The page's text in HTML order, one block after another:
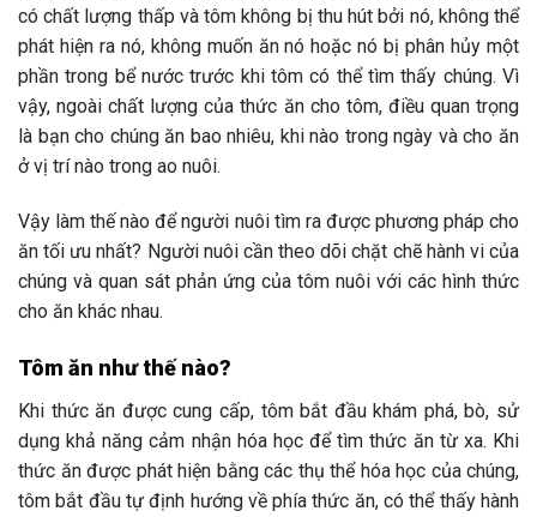
có chất lượng thấp và tôm không bị thu hút bởi nó, không thể
phát hiện ra nó, không muốn ăn nó hoặc nó bị phân hủy một
phần trong bể nước trước khi tôm có thể tìm thấy chúng. Vì
vậy, ngoài chất lượng của thức ăn cho tôm, điều quan trọng
là bạn cho chúng ăn bao nhiêu, khi nào trong ngày và cho ăn
ở vị trí nào trong ao nuôi.
Vậy làm thế nào để người nuôi tìm ra được phương pháp cho
ăn tối ưu nhất? Người nuôi cần theo dõi chặt chẽ hành vi của
chúng và quan sát phản ứng của tôm nuôi với các hình thức
cho ăn khác nhau.
Tôm ăn như thế nào?
Khi thức ăn được cung cấp, tôm bắt đầu khám phá, bò, sử
dụng khả năng cảm nhận hóa học để tìm thức ăn từ xa. Khi
thức ăn được phát hiện bằng các thụ thể hóa học của chúng,
tôm bắt đầu tự định hướng về phía thức ăn, có thể thấy hành